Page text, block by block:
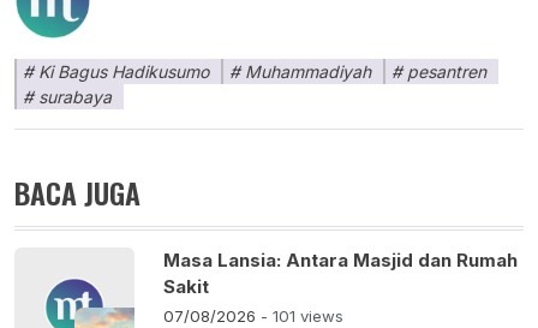
Ki Bagus Hadikusumo Muhammadiyah
pesantren
surabaya
BACA JUGA
Masa Lansia: Antara Masjid dan Rumah
Sakit
07/08/2026 - 101 views